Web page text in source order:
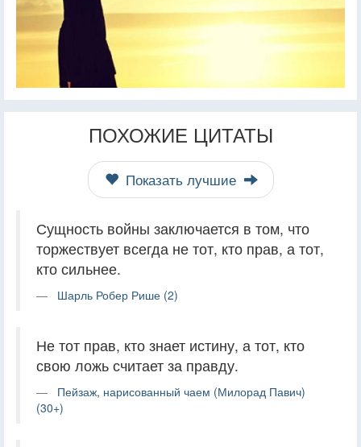
ПОХОЖИЕ ЦИТАТЫ
Показать лучшие
Сущность войны заключается в том, что
торжествует всегда не тот, кто прав, а тот,
кто сильнее.
Шарль Робер Рише (2)
Не тот прав, кто знает истину, а тот, кто
свою ложь считает за правду.
Пейзаж, нарисованный чаем (Милорад Павич)
(30+)